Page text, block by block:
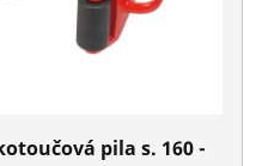
pila s. 160 -